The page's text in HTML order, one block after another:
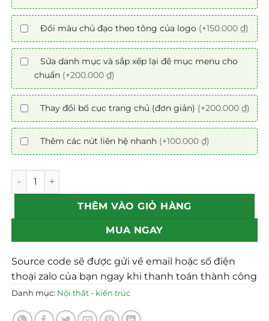
Đổi màu chủ đạo theo tông của logo (+150.000 ₫)
Sửa danh mục và sắp xếp lại đề mục menu cho
chuẩn (+200.000 ₫)
Thay đổi bố cục trang chủ (đơn giản) (+200.000 ₫)
Thêm các nút liên hệ nhanh (+100.000 ₫)
Mẫu theme Website Bọc Ghế Da số lượng
THÊM VÀO GIỎ HÀNG
MUA NGAY
Source code sẽ được gửi về email hoặc số điện
thoại zalo của bạn ngay khi thanh toán thành công
Danh mục: Nội thất - kiến trúc